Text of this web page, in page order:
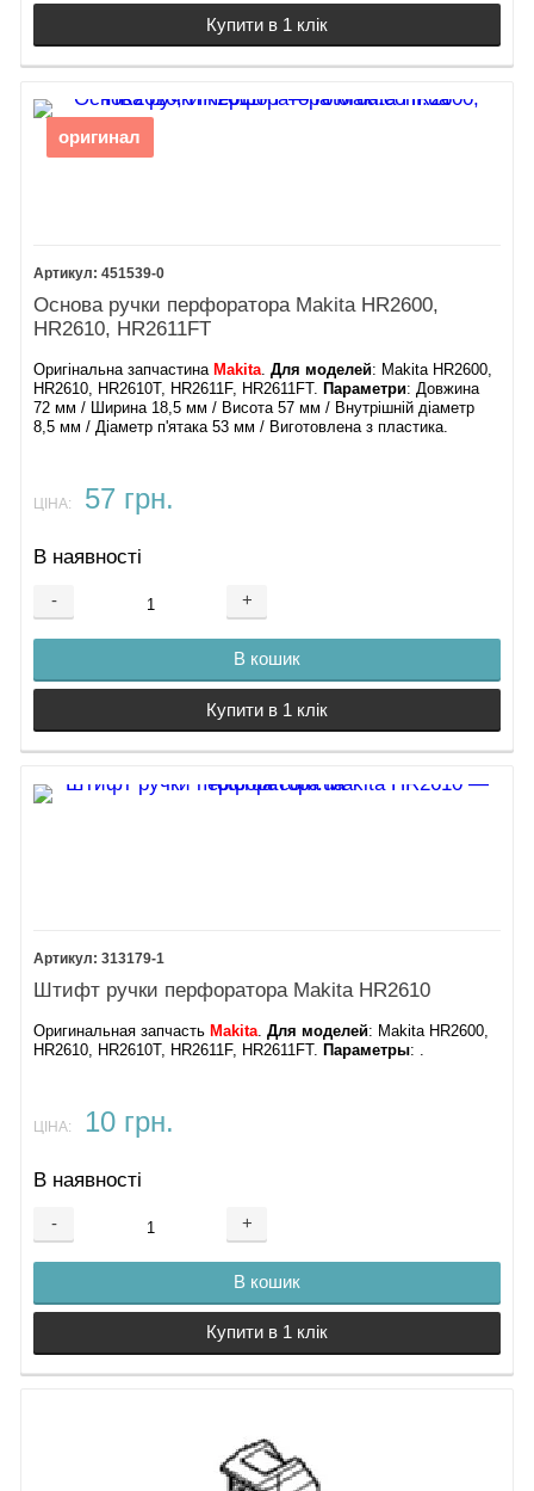
Купити в 1 клік
оригинал
451539-0
Основа ручки перфоратора Makita HR2600,
HR2610, HR2611FT
Оригінальна запчастина Makita.Для моделей: Makita HR2600,
HR2610, HR2610T, HR2611F, HR2611FT. Параметри: Довжина
72 мм / Ширина 18,5 мм / Висота 57 мм / Внутрішній діаметр
8,5 мм / Діаметр п'ятака 53 мм / Виготовлена з пластика.
ЦІНА: 57 грн.
В наявності
- +
В кошик
Купити в 1 клік
313179-1
Штифт ручки перфоратора Makita HR2610
Оригинальная запчасть Makita.Для моделей: Makita HR2600,
HR2610, HR2610T, HR2611F, HR2611FT. Параметры: .
ЦІНА: 10 грн.
В наявності
- +
В кошик
Купити в 1 клік